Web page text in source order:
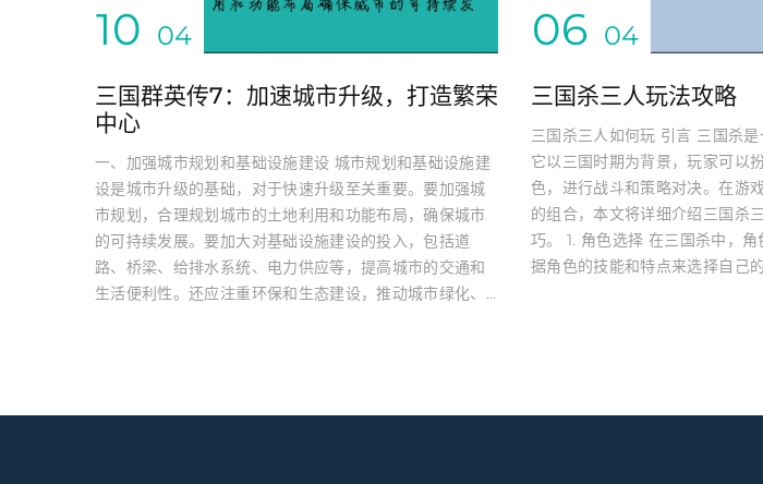
10 04
三国群英传7：加速城市升级，打造繁荣
中心
一、加强城市规划和基础设施建设 城市规划和基础设施建
设是城市升级的基础，对于快速升级至关重要。要加强城
市规划，合理规划城市的土地利用和功能布局，确保城市
的可持续发展。要加大对基础设施建设的投入，包括道
路、桥梁、给排水系统、电力供应等，提高城市的交通和
生活便利性。还应注重环保和生态建设，推动城市绿化、...
06 04
三国杀三人玩法攻略
三国杀三人如何玩 引言 三国杀是
它以三国时期为背景，玩家可以
色，进行战斗和策略对决。在游
的组合，本文将详细介绍三国杀
巧。 1. 角色选择 在三国杀中，
据角色的技能和特点来选择自己